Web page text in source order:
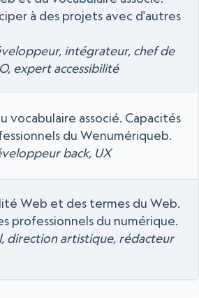
à des projets avec d'autres
intégrateur, chef de
expert accessibilité
vocabulaire associé. Capacités
du Wenumériqueb.
back, UX
Web et des termes du Web.
professionnels du numérique.
direction artistique, rédacteur